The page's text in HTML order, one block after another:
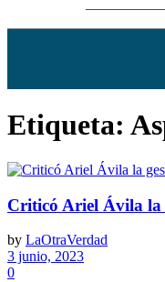
Etiqueta:
Criticó Ariel Ávila la
by LaOtraVerdad
3 junio, 2023
0